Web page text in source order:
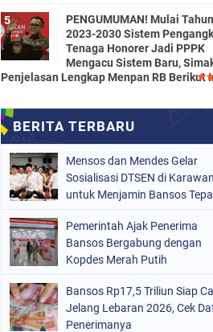
PENGUMUMAN! Mulai Tahun
2023-2030 Sistem
Tenaga Honorer Jadi PPPK
Mengacu Sistem Baru,
Penjelasan Lengkap Menpan RB Berikut
Mensos dan Mendes Gelar
Sosialisasi DTSEN di
untuk Menjamin Bansos
Pemerintah Ajak Penerima
Bansos Bergabung dengan
Kopdes Merah Putih
Bansos Rp17,5 Triliun Siap
Jelang Lebaran 2026, Cek
Penerimanya